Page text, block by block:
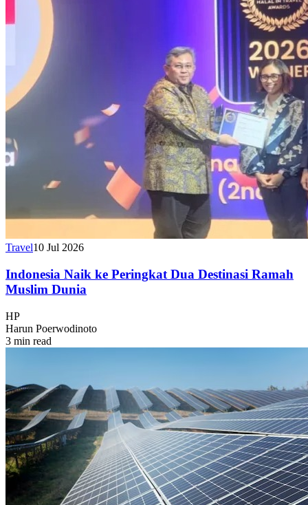
Travel10 Jul 2026
Indonesia Naik ke Peringkat Dua Destinasi Ramah
Muslim Dunia
HP
Harun Poerwodinoto
3 min read